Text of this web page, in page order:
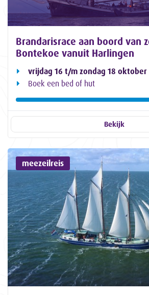
Brandarisrace aan boord van
Bontekoe vanuit Harlingen
vrijdag 16 t/m zondag 18 oktober
Boek een bed of hut
Bekijk
meezeilreis